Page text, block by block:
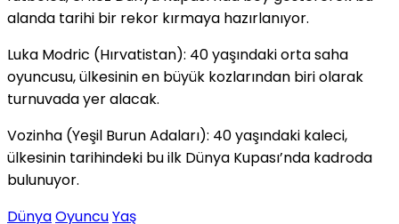
alanda tarihi bir rekor kırmaya hazırlanıyor.
Luka Modric (Hırvatistan): 40 yaşındaki orta saha
oyuncusu, ülkesinin en büyük kozlarından biri olarak
turnuvada yer alacak.
Vozinha (Yeşil Burun Adaları): 40 yaşındaki kaleci,
ülkesinin tarihindeki bu ilk Dünya Kupası’nda kadroda
bulunuyor.
DünyaOyuncuYaş